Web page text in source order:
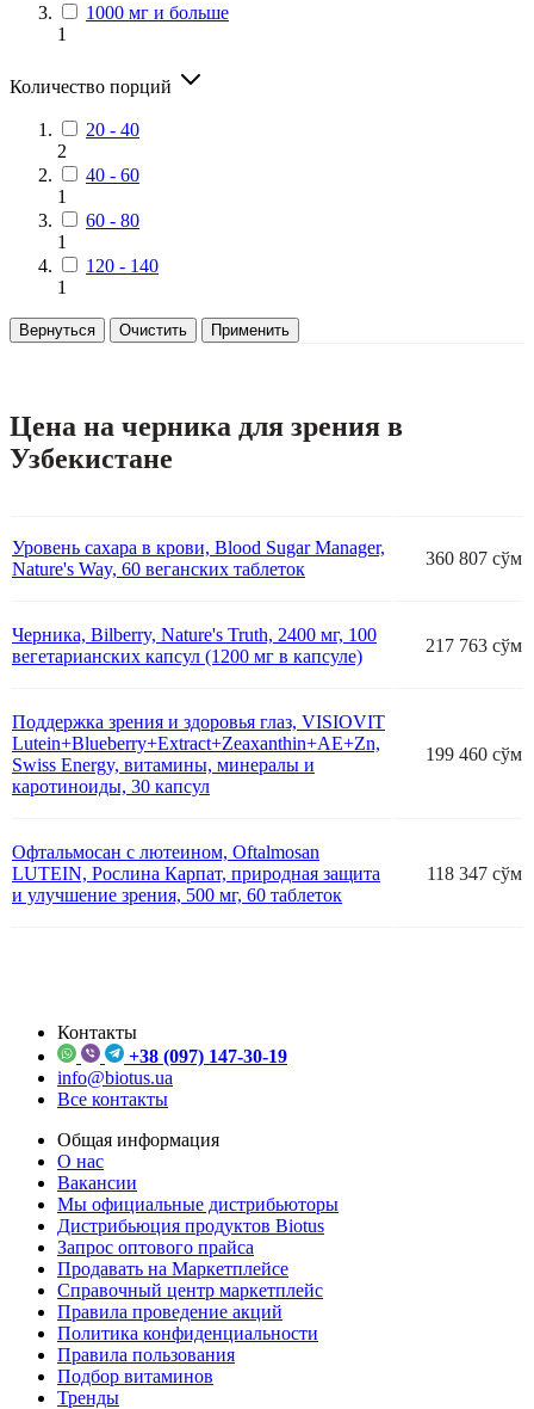
1000 мг и больше
1
Количество порций
20 - 40
2
40 - 60
1
60 - 80
1
120 - 140
1
Вернуться Очистить Применить
Цена на черника для зрения в
Узбекистане
Уровень сахара в крови, Blood Sugar Manager,
Nature's Way, 60 веганских таблеток
360 807 сўм
Черника, Bilberry, Nature's Truth, 2400 мг, 100
вегетарианских капсул (1200 мг в капсуле)
217 763 сўм
Поддержка зрения и здоровья глаз, VISIOVIT
Lutein+Blueberry+Extract+Zeaxanthin+AE+Zn,
Swiss Energy, витамины, минералы и
каротиноиды, 30 капсул
199 460 сўм
Офтальмосан с лютеином, Oftalmosan
LUTEIN, Рослина Карпат, природная защита
и улучшение зрения, 500 мг, 60 таблеток
118 347 сўм
Контакты
+38 (097) 147-30-19
info@biotus.ua
Все контакты
Общая информация
О нас
Вакансии
Мы официальные дистрибьюторы
Дистрибьюция продуктов Biotus
Запрос оптового прайса
Продавать на Маркетплейсе
Справочный центр маркетплейс
Правила проведение акций
Политика конфиденциальности
Правила пользования
Подбор витаминов
Тренды